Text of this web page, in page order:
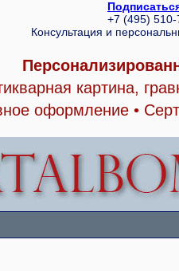
+7 (495)
Консультация и
картина,
оформление •